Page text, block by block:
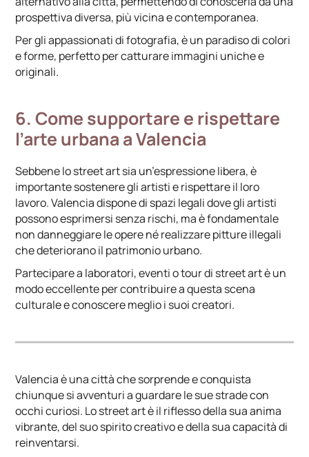
prospettiva diversa, più vicina e contemporanea.
Per gli appassionati di fotografia, è un paradiso di colori
e forme, perfetto per catturare immagini uniche e
originali.
6. Come supportare e rispettare
l’arte urbana a Valencia
Sebbene lo street art sia un’espressione libera, è
importante sostenere gli artisti e rispettare il loro
lavoro. Valencia dispone di spazi legali dove gli artisti
possono esprimersi senza rischi, ma è fondamentale
non danneggiare le opere né realizzare pitture illegali
che deteriorano il patrimonio urbano.
Partecipare a laboratori, eventi o tour di street art è un
modo eccellente per contribuire a questa scena
culturale e conoscere meglio i suoi creatori.
Valencia è una città che sorprende e conquista
chiunque si avventuri a guardare le sue strade con
occhi curiosi. Lo street art è il riflesso della sua anima
vibrante, del suo spirito creativo e della sua capacità di
reinventarsi.